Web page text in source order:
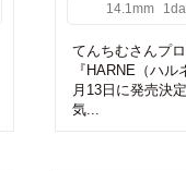
14.1mm
てんちむさんプ
『HARNE（ハ
月13日に発売決
気...